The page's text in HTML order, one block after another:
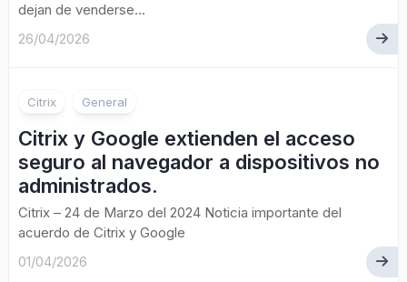
dejan de venderse...
26/04/2026
Citrix General
Citrix y Google extienden el acceso
seguro al navegador a dispositivos no
administrados.
Citrix – 24 de Marzo del 2024 Noticia importante del
acuerdo de Citrix y Google
01/04/2026